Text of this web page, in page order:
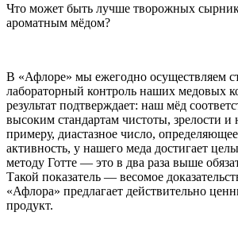
Что может быть лучше творожных
ароматным мёдом?
В «Афлоре» мы ежегодно осуществляем
лабораторный контроль наших медовых
результат подтверждает: наш мёд
высоким стандартам чистоты, зрелости и
примеру, диастазное число,
активность, у нашего меда достигает
методу Готте — это в два раза выше
Такой показатель — весомое
«Афлора» предлагает действительно
продукт.